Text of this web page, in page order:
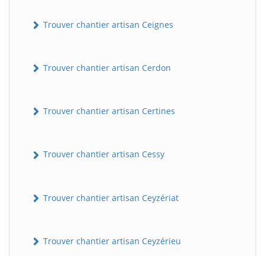
Trouver chantier artisan Ceignes
Trouver chantier artisan Cerdon
Trouver chantier artisan Certines
Trouver chantier artisan Cessy
Trouver chantier artisan Ceyzériat
Trouver chantier artisan Ceyzérieu